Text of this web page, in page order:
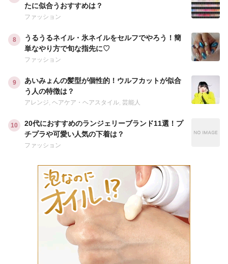
たに似合うおすすめは？
ファッション
うるうるネイル・氷ネイルをセルフでやろう！簡
単なやり方で旬な指先に♡
ファッション
あいみょんの髪型が個性的！ウルフカットが似合
う人の特徴は？
アレンジ, ヘアケア・ヘアスタイル, 芸能人
20代におすすめのランジェリーブランド11選！プ
チプラや可愛い人気の下着は？
ファッション